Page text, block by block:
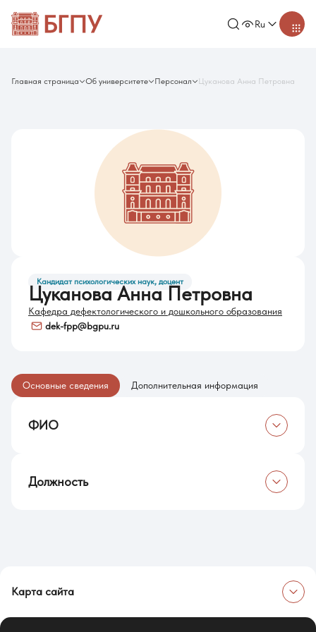
Ru
Главная страница Об университете Персонал Цуканова Анна Петровна
Кандидат психологических наук, доцент
Цуканова Анна Петровна
Кафедра дефектологического и дошкольного образования
dek-fpp@bgpu.ru
Основные сведения Дополнительная информация
ФИО
Должность
Карта сайта